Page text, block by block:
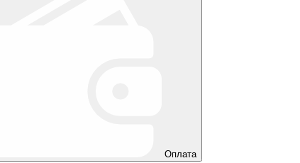
Оплата